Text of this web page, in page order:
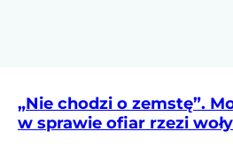
„Nie chodzi o zemstę”.
w sprawie ofiar rzezi